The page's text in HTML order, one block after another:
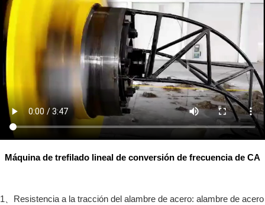
Máquina de trefilado lineal de conversión de frecuencia de CA
1、Resistencia a la tracción del alambre de acero: alambre de acero